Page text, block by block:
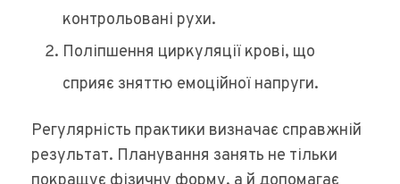
контрольовані рухи.
Поліпшення циркуляції крові, що
сприяє зняттю емоційної напруги.
Регулярність практики визначає справжній
результат. Планування занять не тільки